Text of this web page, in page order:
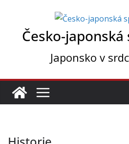
Česko-
Japonsko v